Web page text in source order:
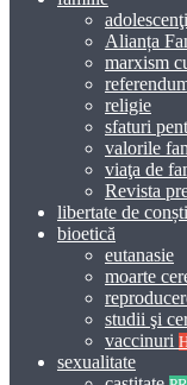
adolescenţi
Alianța
marxism
religie
sfaturi
valorile
viaţa de
Revista
libertate de
bioetică
eutanasie
moarte
studii şi
vaccinuri
sexualitate